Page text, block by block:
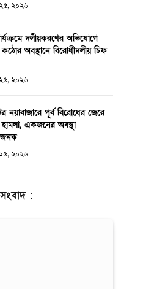
২০২৬
দলীয়করণের অভিযোগে
কঠোর অবস্থানে বিরোধীদলীয় চিফ
২০২৬
নয়াবাজারে পূর্ব বিরোধের জেরে
হামলা, একজনের অবস্থা
২০২৬
: